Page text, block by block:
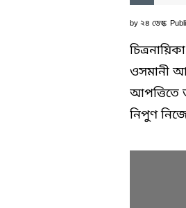
by ২৪ ডেস্ক
ওসমানী
আপত্তিতে
নিপুণ